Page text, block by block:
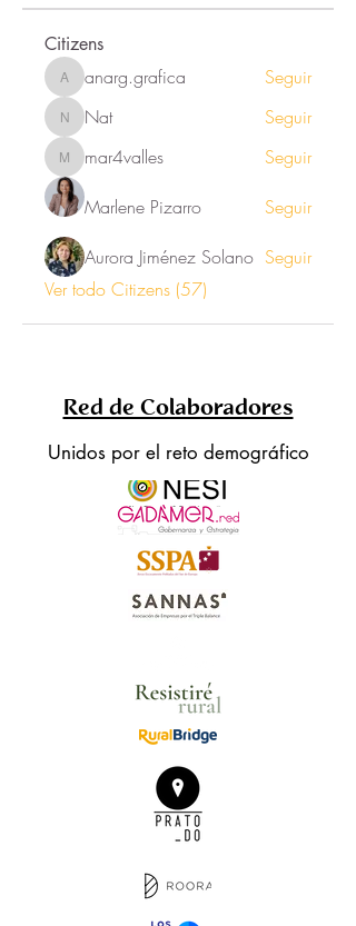
Citizens
anarg.grafica
anarg.grafica Seguir
NatNat Seguir
mar4valles
mar4valles Seguir
Marlene Pizarro Seguir
Aurora Jiménez Solano Seguir
Ver todo Citizens (57)
Red de Colaboradores
Unidos por el reto demográfico